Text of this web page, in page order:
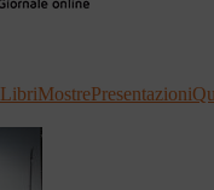
LibriMostrePresentazioni